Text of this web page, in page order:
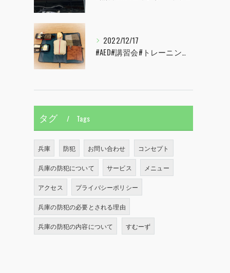
2022/12/17
#AED#講習会#トレーニング#CPR#心肺蘇生#兵庫県#神戸市#西宮市#すむーず#甲子園
タグ Tags
兵庫 防犯 お問い合わせ コンセプト
兵庫の防犯について サービス メニュー
アクセス プライバシーポリシー
兵庫の防犯の必要とされる理由
兵庫の防犯の内容について すむーず